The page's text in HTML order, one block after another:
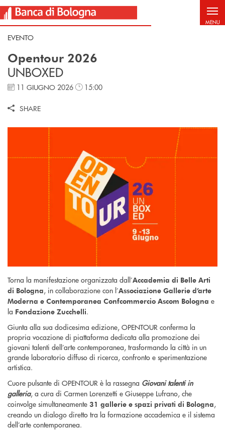
Salta al contenuto principale
MENU
EVENTO
Opentour 2026
UNBOXED
11 GIUGNO 2026 15:00
SHARE
Torna la manifestazione organizzata dall’Accademia di Belle Arti
di Bologna, in collaborazione con l’Associazione Gallerie d’arte
Moderna e Contemporanea Confcommercio Ascom Bologna e
la Fondazione Zucchelli.
Giunta alla sua dodicesima edizione, OPENTOUR conferma la
propria vocazione di piattaforma dedicata alla promozione dei
giovani talenti dell’arte contemporanea, trasformando la città in un
grande laboratorio diffuso di ricerca, confronto e sperimentazione
artistica.
Cuore pulsante di OPENTOUR è la rassegna Giovani talenti in
galleria, a cura di Carmen Lorenzetti e Giuseppe Lufrano, che
coinvolge simultaneamente 31 gallerie e spazi privati di Bologna,
creando un dialogo diretto tra la formazione accademica e il sistema
dell’arte contemporanea.